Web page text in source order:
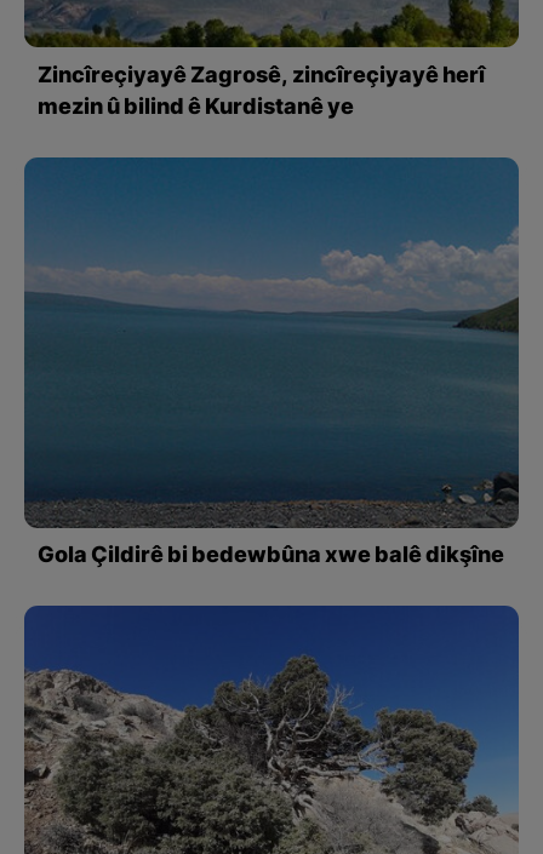
Zincîreçiyayê Zagrosê, zincîreçiyayê herî
mezin û bilind ê Kurdistanê ye
Gola Çildirê bi bedewbûna xwe balê dikşîne